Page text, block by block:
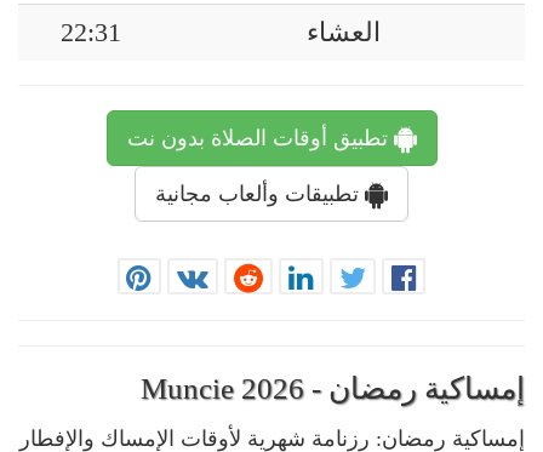
العشاء
22:31
تطبيق أوقات الصلاة بدون نت
تطبيقات وألعاب مجانية
إمساكية رمضان - Muncie 2026
إمساكية رمضان: رزنامة شهرية لأوقات الإمساك والإفطار